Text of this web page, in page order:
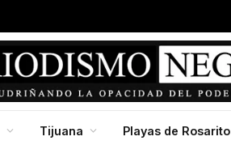
Tijuana Playas de Rosarito